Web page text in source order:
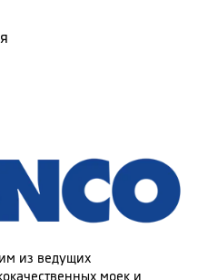
из ведущих
моек и